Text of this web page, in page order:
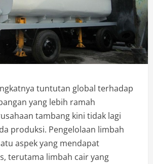
tuntutan global terhadap
yang lebih ramah
tambang kini tidak lagi
produksi. Pengelolaan limbah
aspek yang mendapat
terutama limbah cair yang